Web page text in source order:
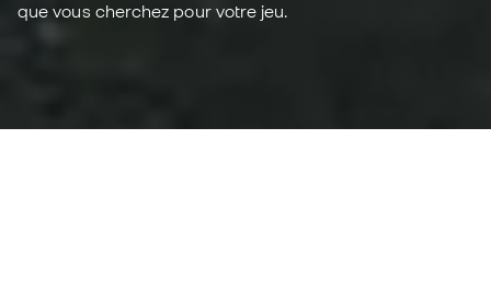
que vous cherchez pour votre jeu.